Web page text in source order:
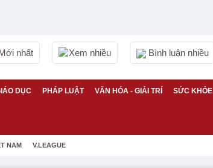
nhất Xem nhiều Bình luận nhiều
DỤC PHÁP LUẬT VĂN HÓA - GIẢI TRÍ SỨC KHỎE
NAM V.LEAGUE